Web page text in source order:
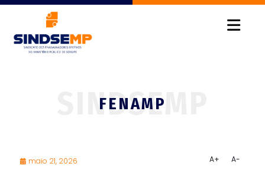
FENAMP
maio 21, 2026 A+ A-